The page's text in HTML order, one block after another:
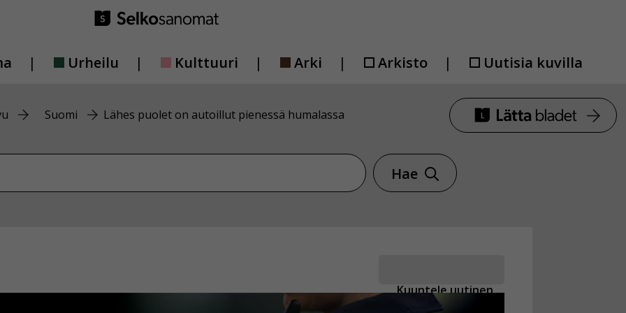
Urheilu Kulttuuri Arki Arkisto Uutisia kuvilla
Suomi Lähes puolet on autoillut pienessä humalassa
Hae
Kuuntele uutinen